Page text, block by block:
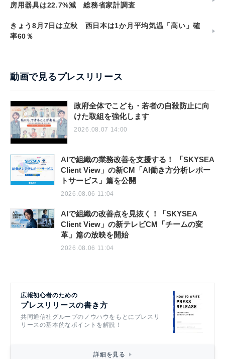
房用器具は22.7%減 総務省家計調査
きょう8月7日は立秋 西日本は1か月平均気温「高い」確
率60％
動画で見るプレスリリース
政府全体でこども・若者の自殺防止に向
けた取組を強化します
2026.08.07 14:00
AIで組織の業務改善を支援する！ 「SKYSEA
Client View」の新CM「AI働き方分析レポー
トサービス」篇を公開
2026.08.06 11:04
AIで組織の改善点を見抜く！「SKYSEA
Client View」の新テレビCM「チームの変
革」篇の放映を開始
2026.08.06 11:04
広報初心者のための
プレスリリースの書き方
共同通信社グループのノウハウをもとにプレスリ
リースの基本的なポイントを解説！
詳細を見る